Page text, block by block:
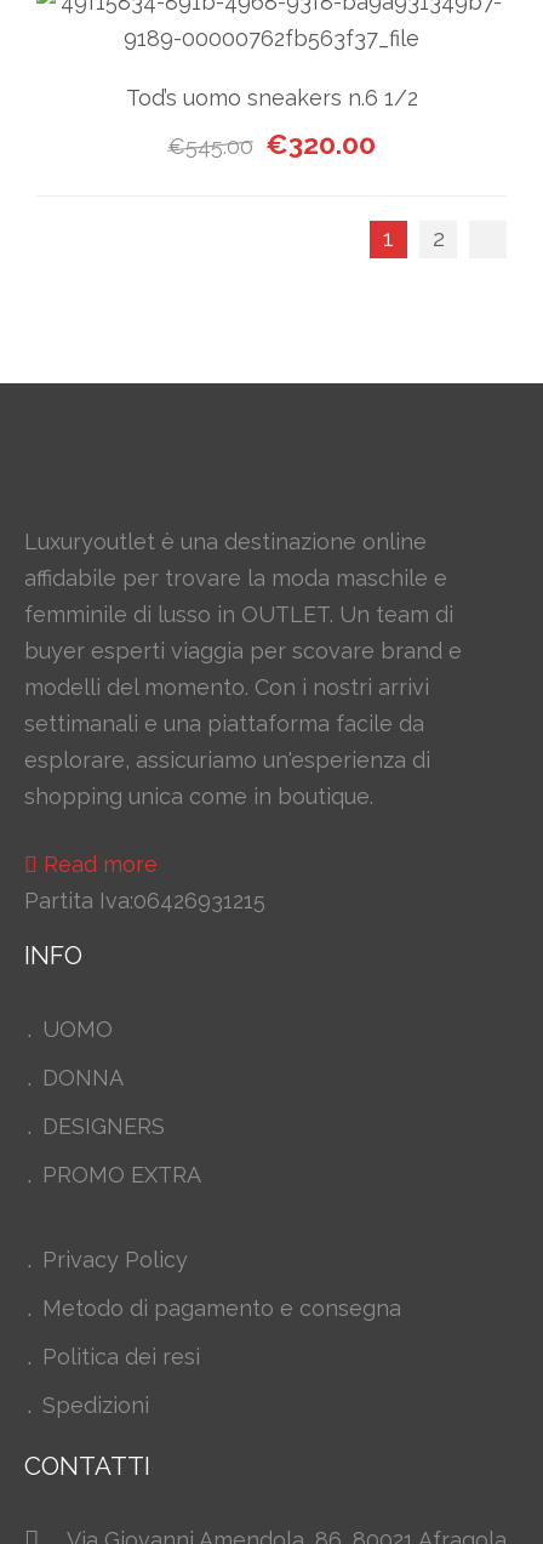
Tod’s uomo sneakers n.6 1/2
€545.00 Il prezzo originale era:
€320.00
1 2
Luxuryoutlet è una destinazione online
affidabile per trovare la moda maschile e
femminile di lusso in OUTLET. Un team di
buyer esperti viaggia per scovare brand e
modelli del momento. Con i nostri arrivi
settimanali e una piattaforma facile da
esplorare, assicuriamo un'esperienza di
shopping unica come in boutique.
Read more
Partita Iva:06426931215
INFO
UOMO
DONNA
DESIGNERS
PROMO EXTRA
Privacy Policy
Metodo di pagamento e consegna
Politica dei resi
Spedizioni
CONTATTI